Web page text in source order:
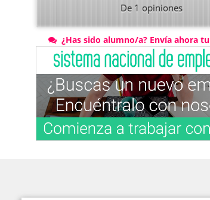
De 1 opiniones
¿Has sido alumno/a? Envía ahora